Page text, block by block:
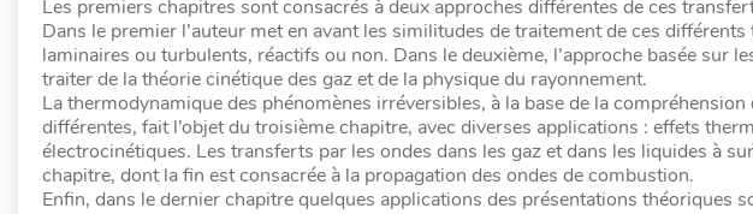
Les premiers chapitres sont consacrés à deux approches différentes de ces
Dans le premier l’auteur met en avant les similitudes de traitement de ces
laminaires ou turbulents, réactifs ou non. Dans le deuxième, l’approche basée sur
traiter de la théorie cinétique des gaz et de la physique du rayonnement.
La thermodynamique des phénomènes irréversibles, à la base de la
différentes, fait l’objet du troisième chapitre, avec diverses applications : effets
électrocinétiques. Les transferts par les ondes dans les gaz et dans les liquides à
chapitre, dont la fin est consacrée à la propagation des ondes de combustion.
Enfin, dans le dernier chapitre quelques applications des présentations théoriques